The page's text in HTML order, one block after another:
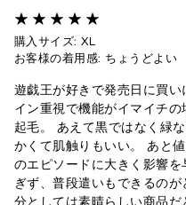
購入サイズ: XL
お客様の着用感: ちょうどよい
遊戯王が好きで発売日に買
イン重視で機能がイマイチ
起毛。 あえて黒ではなく緑
かくて肌触りもいい。 あと
のエピソードに大きく影響
ぎず、普段遣いもできるの